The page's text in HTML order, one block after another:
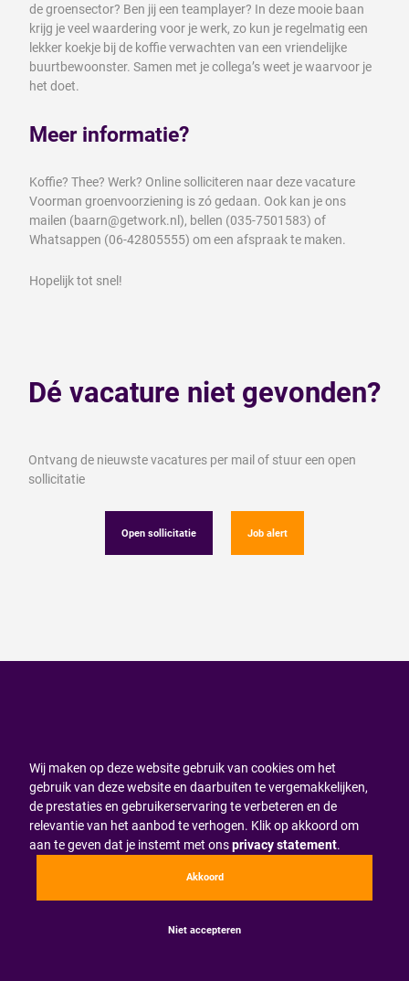
de groensector? Ben jij een teamplayer? In deze mooie baan
krijg je veel waardering voor je werk, zo kun je regelmatig een
lekker koekje bij de koffie verwachten van een vriendelijke
buurtbewoonster. Samen met je collega’s weet je waarvoor je
het doet.
Meer informatie?
Koffie? Thee? Werk? Online solliciteren naar deze vacature
Voorman groenvoorziening is zó gedaan. Ook kan je ons
mailen (baarn@getwork.nl), bellen (035-7501583) of
Whatsappen (06-42805555) om een afspraak te maken.
Hopelijk tot snel!
Dé vacature niet gevonden?
Ontvang de nieuwste vacatures per mail of stuur een open
sollicitatie
Open sollicitatie Job alert
Wij maken op deze website gebruik van cookies om het
gebruik van deze website en daarbuiten te vergemakkelijken,
de prestaties en gebruikerservaring te verbeteren en de
relevantie van het aanbod te verhogen. Klik op akkoord om
aan te geven dat je instemt met onsprivacy statement.
Akkoord
Niet accepteren